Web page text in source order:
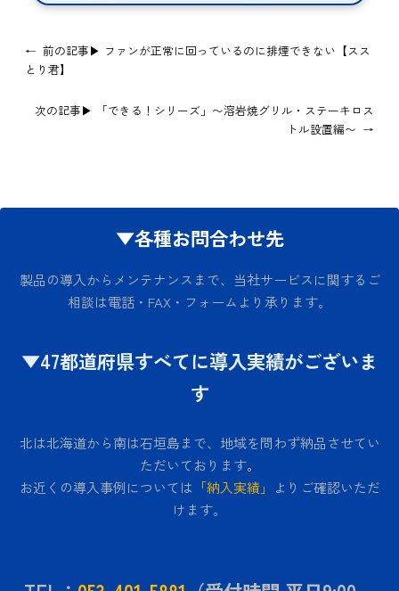
← 前の記事▶ ファンが正常に回っているのに排煙できない【スス
とり君】
次の記事▶
「できる！シリーズ」〜溶岩焼グリル・ステーキロス
トル設置編〜 →
▼各種お問合わせ先
製品の導入からメンテナンスまで、当社サービスに関するご
相談は電話・FAX・フォームより承ります。
▼47都道府県すべてに導入実績がございま
す
北は北海道から南は石垣島まで、地域を問わず納品させてい
ただいております。
お近くの導入事例については 「納入実績」
よりご確認いただ
けます。